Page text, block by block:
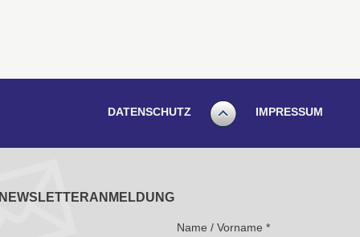
DATENSCHUTZ IMPRESSUM
NEWSLETTERANMELDUNG
Name / Vorname *